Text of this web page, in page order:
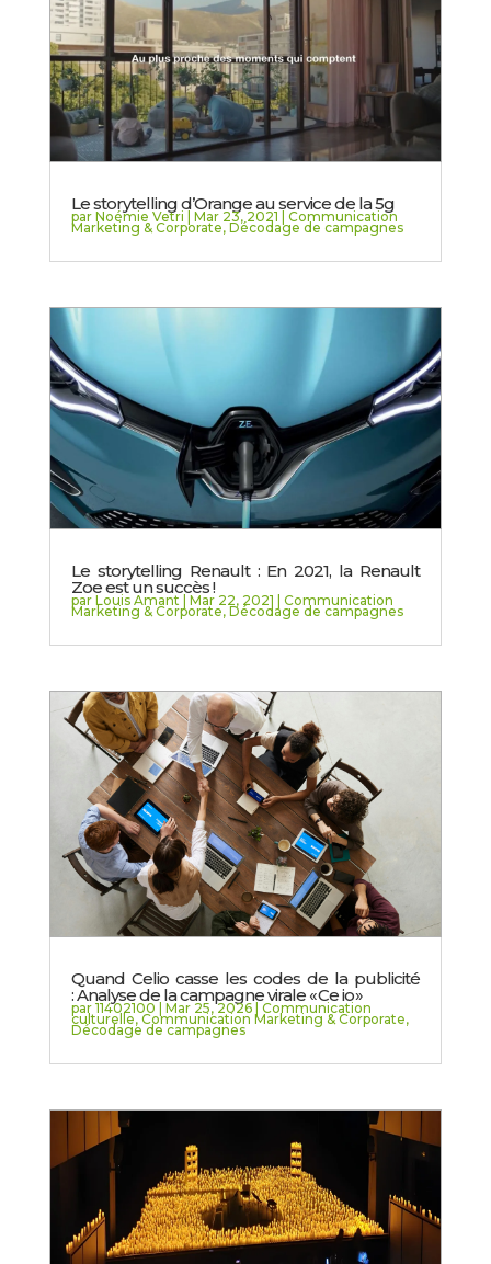
Le storytelling d’Orange au service de la 5g
par Noémie Vetri Mar 23, 2021 Communication
Marketing & Corporate, Décodage de campagnes
Le storytelling Renault : En 2021, la Renault
Zoe est un succès !
par Louis Amant Mar 22, 2021 Communication
Marketing & Corporate, Décodage de campagnes
Quand Celio casse les codes de la publicité
: Analyse de la campagne virale « Ce io »
par 11402100 | Mar 25, 2026| Communication
culturelle,Communication Marketing & Corporate,
Décodage de campagnes